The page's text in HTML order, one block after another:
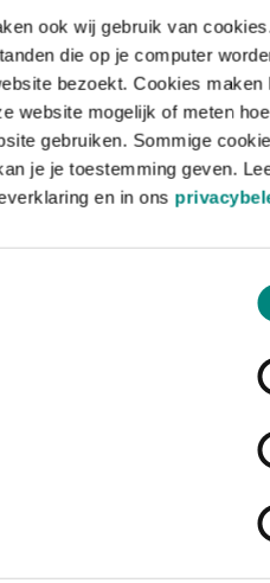
ook wij gebruik van
die op je computer
bezoekt. Cookies maken
website mogelijk of meten hoe
gebruiken. Sommige
je je toestemming geven.
en in ons